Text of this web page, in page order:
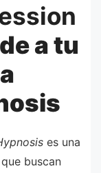
a tu
es una
buscan